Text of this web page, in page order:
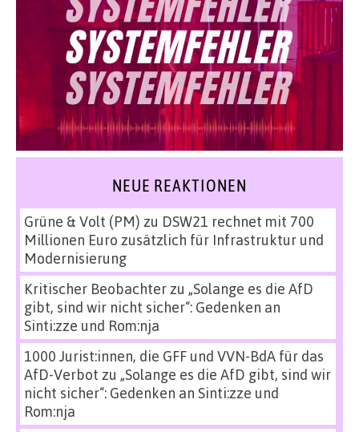
NEUE REAKTIONEN
Grüne & Volt (PM) zu DSW21 rechnet mit 700
Millionen Euro zusätzlich für Infrastruktur und
Modernisierung
Kritischer Beobachterzu „Solange es die AfD
gibt, sind wir nicht sicher“: Gedenken an
Sinti:zze und Rom:nja
1000 Jurist:innen, die GFF und VVN-BdA für das
AfD-Verbot zu „Solange es die AfD gibt, sind wir
nicht sicher“: Gedenken an Sinti:zze und
Rom:nja